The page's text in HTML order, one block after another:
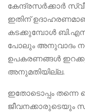
കേന്ദ്രസർക്കാർ
ഇതിന് ഉദാഹരണമാണ്.
കടക്കുമ്പോൾ
പോലും അനുവാദം
ഉപകരണങ്ങൾ
അനുമതിയില്ല.
ഇതോടൊപ്പം തന്നെ
ജീവനക്കാരുടെയും